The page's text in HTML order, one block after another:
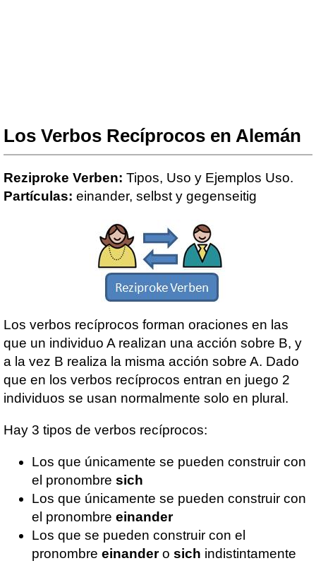
Los Verbos Recíprocos en Alemán
Reziproke Verben: Tipos, Uso y Ejemplos Uso.
Partículas: einander, selbst y gegenseitig
Los verbos recíprocos forman oraciones en las
que un individuo A realizan una acción sobre B, y
a la vez B realiza la misma acción sobre A. Dado
que en los verbos recíprocos entran en juego 2
individuos se usan normalmente solo en plural.
Hay 3 tipos de verbos recíprocos:
Los que únicamente se pueden construir con
el pronombre sich
Los que únicamente se pueden construir con
el pronombre einander
Los que se pueden construir con el
pronombre einandero sich indistintamente